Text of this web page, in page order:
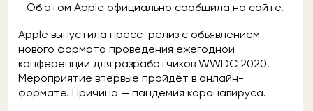
Об этом Apple официально сообщила на сайте.
Apple выпустила пресс-релиз с объявлением
нового формата проведения ежегодной
конференции для разработчиков WWDC 2020.
Мероприятие впервые пройдёт в онлайн-
формате. Причина — пандемия коронавируса.